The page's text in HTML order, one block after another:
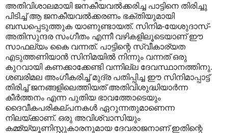
അതിവിശാലമായി ജനകീയവൽക്കരിച്ച പാട്ടിനെ തിരിച്ചു
പിടിച്ച് ആ ജനകീയവൽക്കരണം ഭക്തിയുമായി
ബന്ധപ്പെടുത്തുക യാണുണ്ടായത്. സിനിമ-യേശുദാസ്-
അതിസുന്ദര സംഗീതം എന്നീ വഴികളിലൂടെയാണ് ഈ
സാഫല്യം കൈ വന്നത്. പാട്ടിന്റെ സ്വീകാര്യത
എടുത്തണിയാൻ സിനിമയിൽ നിന്നും വന്നത് ഒരു
കുറവായി കണക്കാക്കേണ്ടി വന്നില്ല ദേവസ്ഥാനത്തിനു.
ശബരിമല അംഗീകരിച്ച് മുദ്ര പതിപ്പിച്ച ഈ സിനിമാപ്പാട്ട്
തിരിച്ച് ജനങ്ങളിലെത്തിയത് അതിവിശുദ്ധിയാർന്ന
കീർത്തനം എന്ന പുതിയ ഭാവത്തോടെയും
ദൈവീകപരികല്പനകൾ ഏറുന്നതുമാണെന്ന
നിലയ്ക്കാണ്. ഒരു അവിശ്വാസിയും
കമ്മ്യ്യൂണിസ്റ്റുകാരനുമായ ദേവരാജനാണ് ഇതിന്റെ